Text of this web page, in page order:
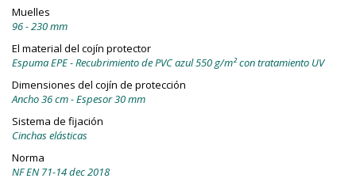
Muelles
96 - 230 mm
El material del cojín protector
Espuma EPE - Recubrimiento de PVC azul 550 g/m² con tratamiento UV
Dimensiones del cojín de protección
Ancho 36 cm - Espesor 30 mm
Sistema de fijación
Cinchas elásticas
Norma
NF EN 71-14 dec 2018